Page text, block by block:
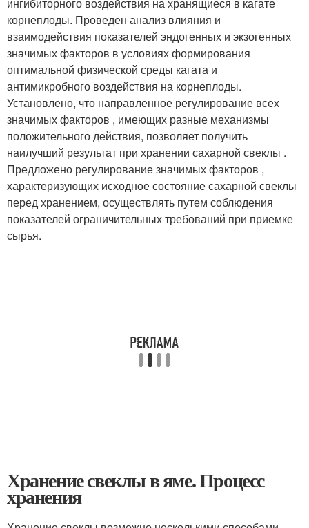
корнеплоды. Проведен анализ влияния и
взаимодействия показателей эндогенных и экзогенных
значимых факторов в условиях формирования
оптимальной физической среды кагата и
антимикробного воздействия на корнеплоды.
Установлено, что направленное регулирование всех
значимых факторов , имеющих разные механизмы
положительного действия, позволяет получить
наилучший результат при хранении сахарной свеклы .
Предложено регулирование значимых факторов ,
характеризующих исходное состояние сахарной свеклы
перед хранением, осуществлять путем соблюдения
показателей ограничительных требований при приемке
сырья.
Хранение свеклы в яме. Процесс
хранения